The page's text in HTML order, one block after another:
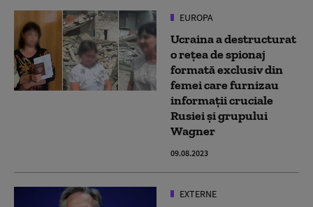
EUROPA
Ucraina a destructurat
o rețea de spionaj
formată exclusiv din
femei care furnizau
informații cruciale
Rusiei și grupului
Wagner
09.08.2023
EXTERNE